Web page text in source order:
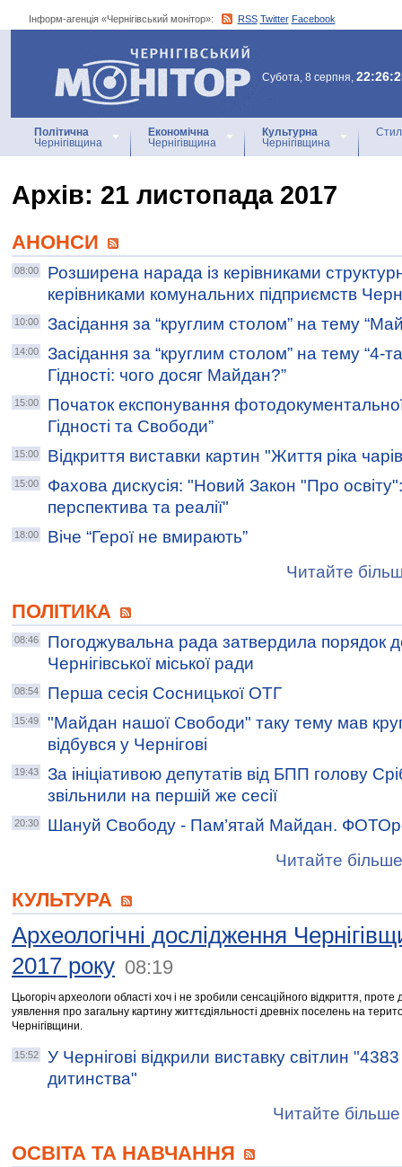
Інформ-агенція «Чернігівський монітор»: RSS Twitter Facebook
Інформ-агенція
«Чернігівський монітор»
Субота, 8 серпня,
Політична
Чернігівщина
Економічна
Чернігівщина
Культурна
Чернігівщина
Архiв: 21 листопада 2017
АНОНСИ
08:00
Розширена нарада із керівниками
керівниками комунальних підприємств
10:00 Засідання за “круглим столом” на тему
14:00
Засідання за “круглим столом” на тему “4-
Гідності: чого досяг Майдан?”
15:00
Початок експонування
Гідності та Свободи”
15:00 Відкриття виставки картин "Життя ріка
15:00
Фахова дискусія: "Новий Закон "Про
перспектива та реалії"
18:00
Віче “Герої не вмирають”
Читайте
ПОЛІТИКА
08:46
Погоджувальна рада затвердила порядок
Чернігівської міської ради
08:54 Перша сесія Сосницької ОТГ
15:49
"Майдан нашої Свободи" таку тему мав
відбувся у Чернігові
19:43
За ініціативою депутатів від БПП голову
звільнили на першій же сесії
20:30
Шануй Свободу - Пам’ятай Майдан.
Читайте
КУЛЬТУРА
Археологічні дослідження
2017 року 08:19
Цьогоріч археологи області хоч і не зробили сенсаційного відкриття,
уявлення про загальну картину життєдіяльності древніх поселень на
Чернігівщини.
15:52
У Чернігові відкрили виставку світлин "4383
дитинства"
Читайте більше
ОСВІТА ТА НАВЧАННЯ